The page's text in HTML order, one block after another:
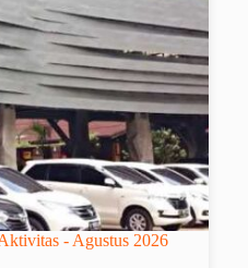
- Agustus 2026